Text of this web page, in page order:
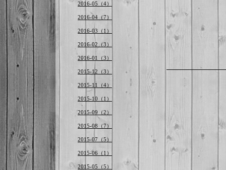
2016-05（4）
2016-04（7）
2016-03（1）
2016-02（3）
2016-01（3）
2015-12（3）
2015-11（4）
2015-10（1）
2015-09（2）
2015-08（7）
2015-07（5）
2015-06（1）
2015-05（5）